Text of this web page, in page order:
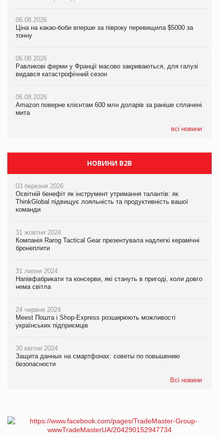
06.08.2026
Ціна на какао-боби вперше за півроку перевищила $5000 за
тонну
06.08.2026
Равликові ферми у Франції масово закриваються, для галузі
видався катастрофічний сезон
06.08.2026
Amazon поверне клієнтам 600 млн доларів за раніше сплачені
мита
всі новини
05.08.2026
Російська атака 5 серпня стала одним із наймасштабніших
05.08.2026
Смачне поповнення дитячого меню: у VARUS з’явилися
05.08.2026
Сергій Лісунов про заморожені хлібобулочні вироби на
06.08.2026
Равликові ферми у Франції масово закриваються, для галузі
видався катастрофічний сезон
06.08.2026
Amazon поверне клієнтам 600 млн доларів за раніше сплачені
мита
05.08.2026
У Євросоюзі набули чинності нові правила щодо штучного
інтелекту
НОВИНИ B2B
03 березня 2026
Освітній бенефіт як інструмент утримання талантів: як
ThinkGlobal підвищує лояльність та продуктивність вашої
команди
31 жовтня 2024
Компанія Rarog Tactical Gear презентувала надлегкі керамічні
бронеплити
31 липня 2024
Напівфабрикати та консерви, які стануть в пригоді, коли довго
нема світла
24 червня 2024
Meest Пошта і Shop-Express розширюють можливості
українських підприємців
30 квітня 2024
Защита данных на смартфонах: советы по повышению
безопасности
Всі новини